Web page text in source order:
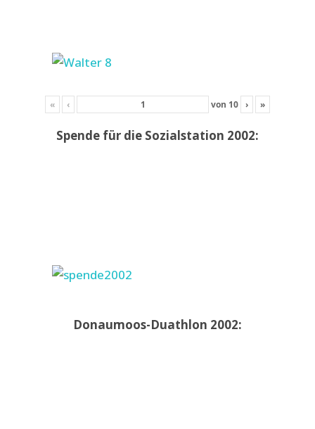
« ‹ von 10 › »
Spende für die Sozialstation 2002:
Donaumoos-Duathlon 2002: